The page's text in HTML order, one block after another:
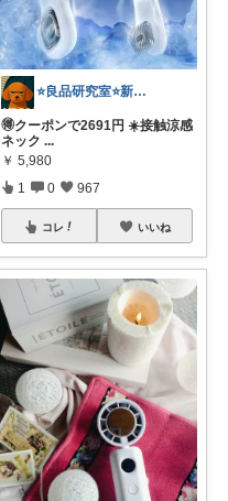
⭐良品研究室⭐新潟県民のオススメ🍙お米
🉐クーポンで2691円 ☀️接触涼感
ネック ...
￥ 5,980
1 0 967
コレ いいね